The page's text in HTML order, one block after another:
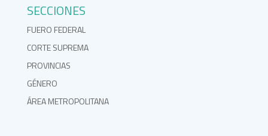
SECCIONES
FUERO FEDERAL
CORTE SUPREMA
PROVINCIAS
GÉNERO
ÁREA METROPOLITANA